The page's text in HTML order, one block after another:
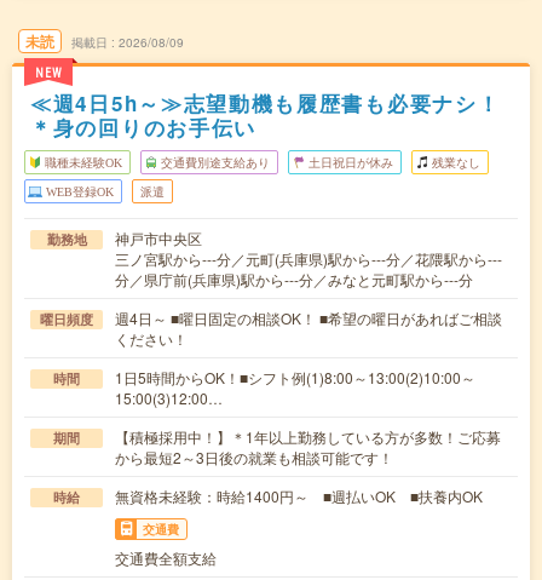
未読
NEW
掲載日 2026/08/09
≪週4日5h～≫志望動機も履歴書も必要ナシ！
＊身の回りのお手伝い
職種未経験OK 交通費別途支給あり 土日祝日が休み 残業なし
WEB登録OK 派遣
勤務地
神戸市中央区
三ノ宮駅から---分／元町(兵庫県)駅から---分／花隈駅から---
分／県庁前(兵庫県)駅から---分／みなと元町駅から---分
曜日頻度
週4日～ ■曜日固定の相談OK！ ■希望の曜日があればご相談
ください！
時間
1日5時間からOK！■シフト例(1)8:00～13:00(2)10:00～
15:00(3)12:00…
期間
【積極採用中！】＊1年以上勤務している方が多数！ご応募
から最短2～3日後の就業も相談可能です！
時給 無資格未経験：時給1400円～ ■週払いOK ■扶養内OK
交通費
交通費全額支給